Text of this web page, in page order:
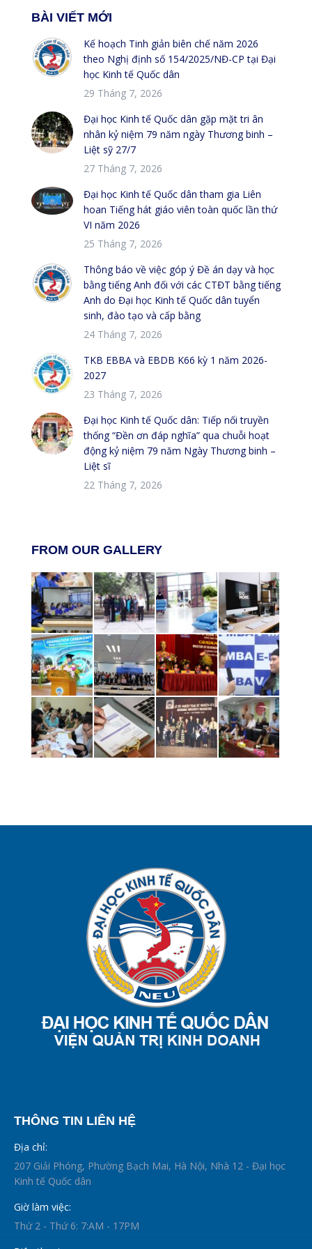
BÀI VIẾT MỚI
Kế hoạch Tinh giản biên chế năm 2026
theo Nghị định số 154/2025/NĐ-CP tại Đại
học Kinh tế Quốc dân
29 Tháng 7, 2026
Đại học Kinh tế Quốc dân gặp mặt tri ân
nhân kỷ niệm 79 năm ngày Thương binh –
Liệt sỹ 27/7
27 Tháng 7, 2026
Đại học Kinh tế Quốc dân tham gia Liên
hoan Tiếng hát giáo viên toàn quốc lần thứ
VI năm 2026
25 Tháng 7, 2026
Thông báo về việc góp ý Đề án dạy và học
bằng tiếng Anh đối với các CTĐT bằng tiếng
Anh do Đại học Kinh tế Quốc dân tuyển
sinh, đào tạo và cấp bằng
24 Tháng 7, 2026
TKB EBBA và EBDB K66 kỳ 1 năm 2026-
2027
23 Tháng 7, 2026
Đại học Kinh tế Quốc dân: Tiếp nối truyền
thống “Đền ơn đáp nghĩa” qua chuỗi hoạt
động kỷ niệm 79 năm Ngày Thương binh –
Liệt sĩ
22 Tháng 7, 2026
FROM OUR GALLERY
THÔNG TIN LIÊN HỆ
Địa chỉ:
207 Giải Phóng, Phường Bạch Mai, Hà Nội, Nhà 12 - Đại học
Kinh tế Quốc dân
Giờ làm việc:
Thứ 2 - Thứ 6: 7:AM - 17PM